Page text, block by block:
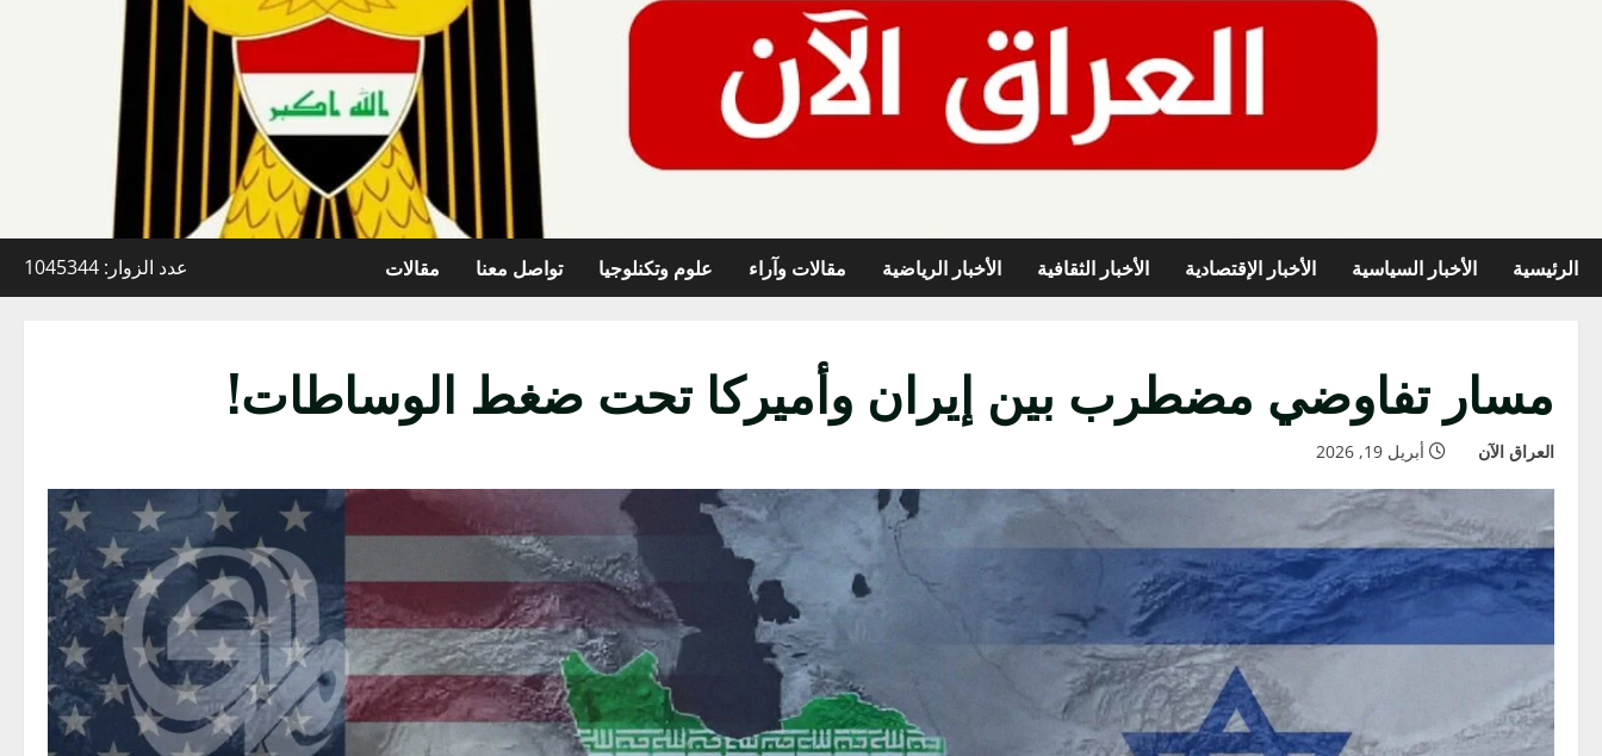
الرئيسية الأخبار السياسية الأخبار الإقتصادية الأخبار الثقافية الأخبار الرياضية مقالات وآراء علوم وتكنلوجيا تواصل معنا مقالات عدد الزوار: 1045344
مسار تفاوضي مضطرب بين إيران وأميركا تحت ضغط الوساطات!
العراق الآن أبريل 19, 2026